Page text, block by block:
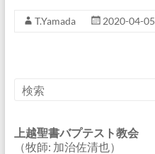
T.Yamada 2020-04-05
上越聖書バプテスト教会
（牧師: 加治佐清也）